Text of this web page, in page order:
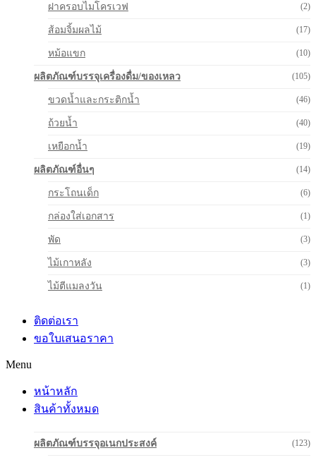
ฝาครอบไมโครเวฟ (2)
ส้อมจิ้มผลไม้ (17)
หม้อแขก (10)
ผลิตภัณฑ์บรรจุเครื่องดื่ม/ของเหลว (105)
ขวดน้ำและกระติกน้ำ (46)
ถ้วยน้ำ (40)
เหยือกน้ำ (19)
ผลิตภัณฑ์อื่นๆ (14)
กระโถนเด็ก (6)
กล่องใส่เอกสาร (1)
พัด (3)
ไม้เกาหลัง (3)
ไม้ตีแมลงวัน (1)
ติดต่อเรา
ขอใบเสนอราคา
Menu
หน้าหลัก
สินค้าทั้งหมด
ผลิตภัณฑ์บรรจุอเนกประสงค์ (123)